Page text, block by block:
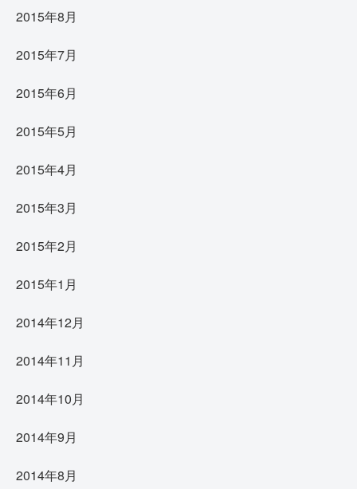
2015年8月
2015年7月
2015年6月
2015年5月
2015年4月
2015年3月
2015年2月
2015年1月
2014年12月
2014年11月
2014年10月
2014年9月
2014年8月